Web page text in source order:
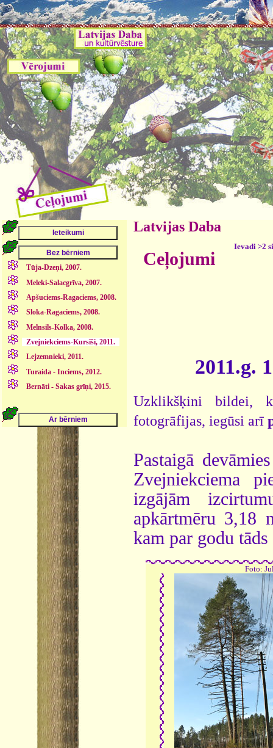
Tūja-Dzeņi, 2007.
Meleki-Salacgrīva, 2007.
Apšuciems-Ragaciems, 2008.
Sloka-Ragaciems, 2008.
Melnsils-Kolka, 2008.
Zvejniekciems-Kursīši, 2011.
Lejzemnieki, 2011.
Turaida - Inciems, 2012.
Bernāti - Sakas grīņi, 2015.
Latvijas Daba
Ceļojumi
Ievadi >2
2011.g.
Uzklikšķini bildei,
fotogrāfijas, iegūsi arī
Pastaigā
Zvejniekciema
izgājām
apkārtmēru 3,18
kam par godu
Foto: